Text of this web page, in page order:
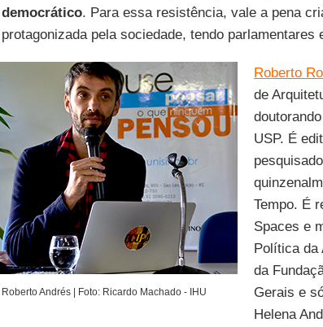
democrático. Para essa resistência, vale a pena
protagonizada pela sociedade, tendo parlamentares
Roberto Andrés | Foto: Ricardo Machado - IHU
Roberto
de
USP. É
Tempo. É
Spaces e
Política da
da
Gerais e
Helena